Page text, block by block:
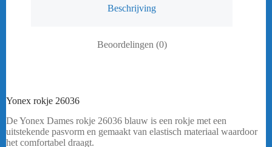
Beschrijving
Beoordelingen (0)
Yonex rokje 26036
De Yonex Dames rokje 26036 blauw is een rokje met een
uitstekende pasvorm en gemaakt van elastisch materiaal waardoor
het comfortabel draagt.